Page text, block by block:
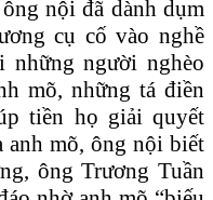
nội đã dành dụm
cụ cố vào nghề
người nghèo
mõ, những tá điền
tiền họ giải quyết
anh mõ, ông nội biết
ông Trương Tuần